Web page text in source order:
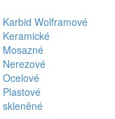
Karbid Wolframové
Keramické
Mosazné
Nerezové
Ocelové
Plastové
skleněné